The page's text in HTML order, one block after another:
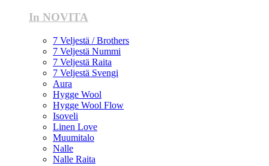
In NOVITA
7 Veljestä / Brothers
7 Veljestä Nummi
7 Veljestä Raita
7 Veljestä Svengi
Aura
Hygge Wool
Hygge Wool Flow
Isoveli
Linen Love
Muumitalo
Nalle
Nalle Raita